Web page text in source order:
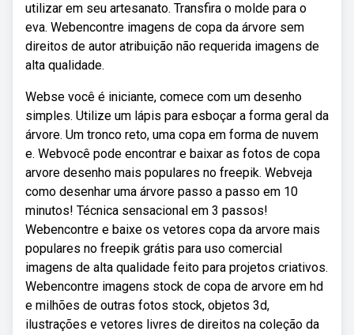
utilizar em seu artesanato. Transfira o molde para o
eva. Webencontre imagens de copa da árvore sem
direitos de autor atribuição não requerida imagens de
alta qualidade.
Webse você é iniciante, comece com um desenho
simples. Utilize um lápis para esboçar a forma geral da
árvore. Um tronco reto, uma copa em forma de nuvem
e. Webvocê pode encontrar e baixar as fotos de copa
arvore desenho mais populares no freepik. Webveja
como desenhar uma árvore passo a passo em 10
minutos! Técnica sensacional em 3 passos!
Webencontre e baixe os vetores copa da arvore mais
populares no freepik grátis para uso comercial
imagens de alta qualidade feito para projetos criativos.
Webencontre imagens stock de copa de arvore em hd
e milhões de outras fotos stock, objetos 3d,
ilustrações e vetores livres de direitos na coleção da